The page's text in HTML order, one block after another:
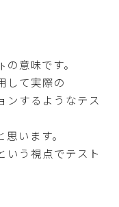
の意味です。
して実際の
ンするようなテス
います。
いう視点でテスト